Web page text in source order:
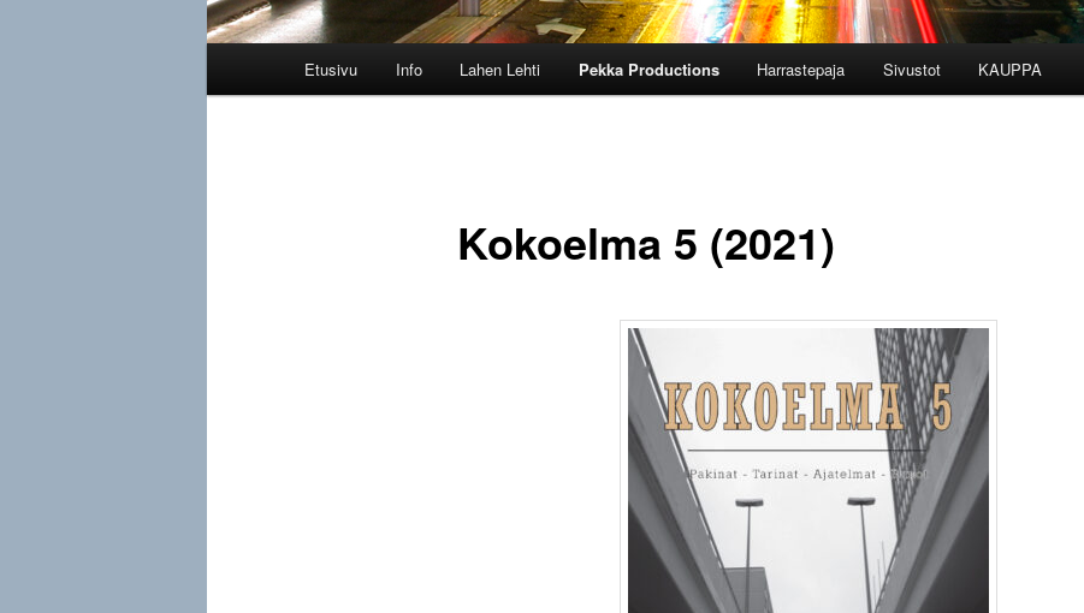
Etusivu Info Lahen Lehti Pekka Productions Harrastepaja Sivustot KAUPPA
Kokoelma 5 (2021)